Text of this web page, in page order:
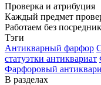
Проверка и атрибуция
Каждый предмет
Работаем без
Тэги
Антикварный фарфор
статуэтки антиквариат
Фарфоровый
В разделах